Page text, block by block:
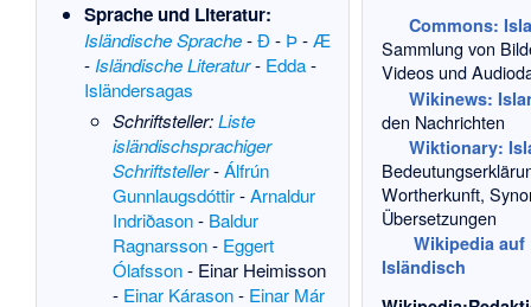
Sprache und Literatur:
Isländische Sprache-Ð - Þ-Æ
- Isländische Literatur- Edda-
Isländersagas
Schriftsteller: Liste
isländischsprachiger
Schriftsteller-Álfrún
Gunnlaugsdóttir-Arnaldur
Indriðason- Baldur
Ragnarsson- Eggert
Ólafsson- Einar Heimisson
- Einar Kárason- Einar Már
Commons:
Sammlung von
Videos und
Wikinews:
den Nachrichten
Wiktionary:
Wortherkunft,
Übersetzungen
Wikipedia auf
Isländisch